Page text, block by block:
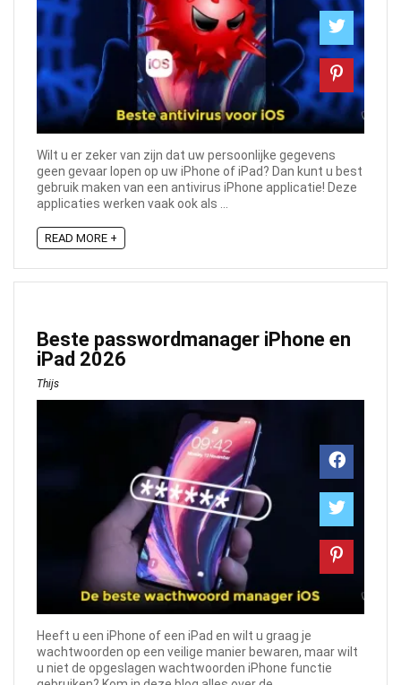
Wilt u er zeker van zijn dat uw persoonlijke gegevens
geen gevaar lopen op uw iPhone of iPad? Dan kunt u best
gebruik maken van een antivirus iPhone applicatie! Deze
applicaties werken vaak ook als ...
READ MORE +
Beste passwordmanager iPhone en
iPad 2026
Thijs
Heeft u een iPhone of een iPad en wilt u graag je
wachtwoorden op een veilige manier bewaren, maar wilt
u niet de opgeslagen wachtwoorden iPhone functie